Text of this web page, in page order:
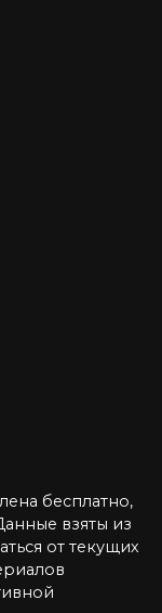
бесплатно,
взяты из
от текущих